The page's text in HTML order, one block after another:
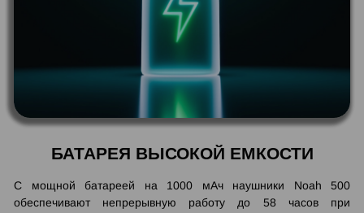
БАТАРЕЯ ВЫСОКОЙ ЕМКОСТИ
С мощной батареей на 1000 мАч наушники Noah 500
обеспечивают непрерывную работу до 58 часов при